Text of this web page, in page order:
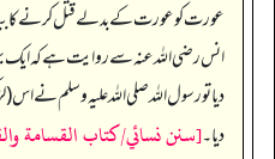
عورت کو عورت کے بدلے قتل کرنے کا
انس رضی اللہ عنہ سے روایت ہے کہ ایک
دیا تو رسول اللہ صلی اللہ علیہ وسلم نے
دیا۔[سنن نسائي/كتاب القسامة